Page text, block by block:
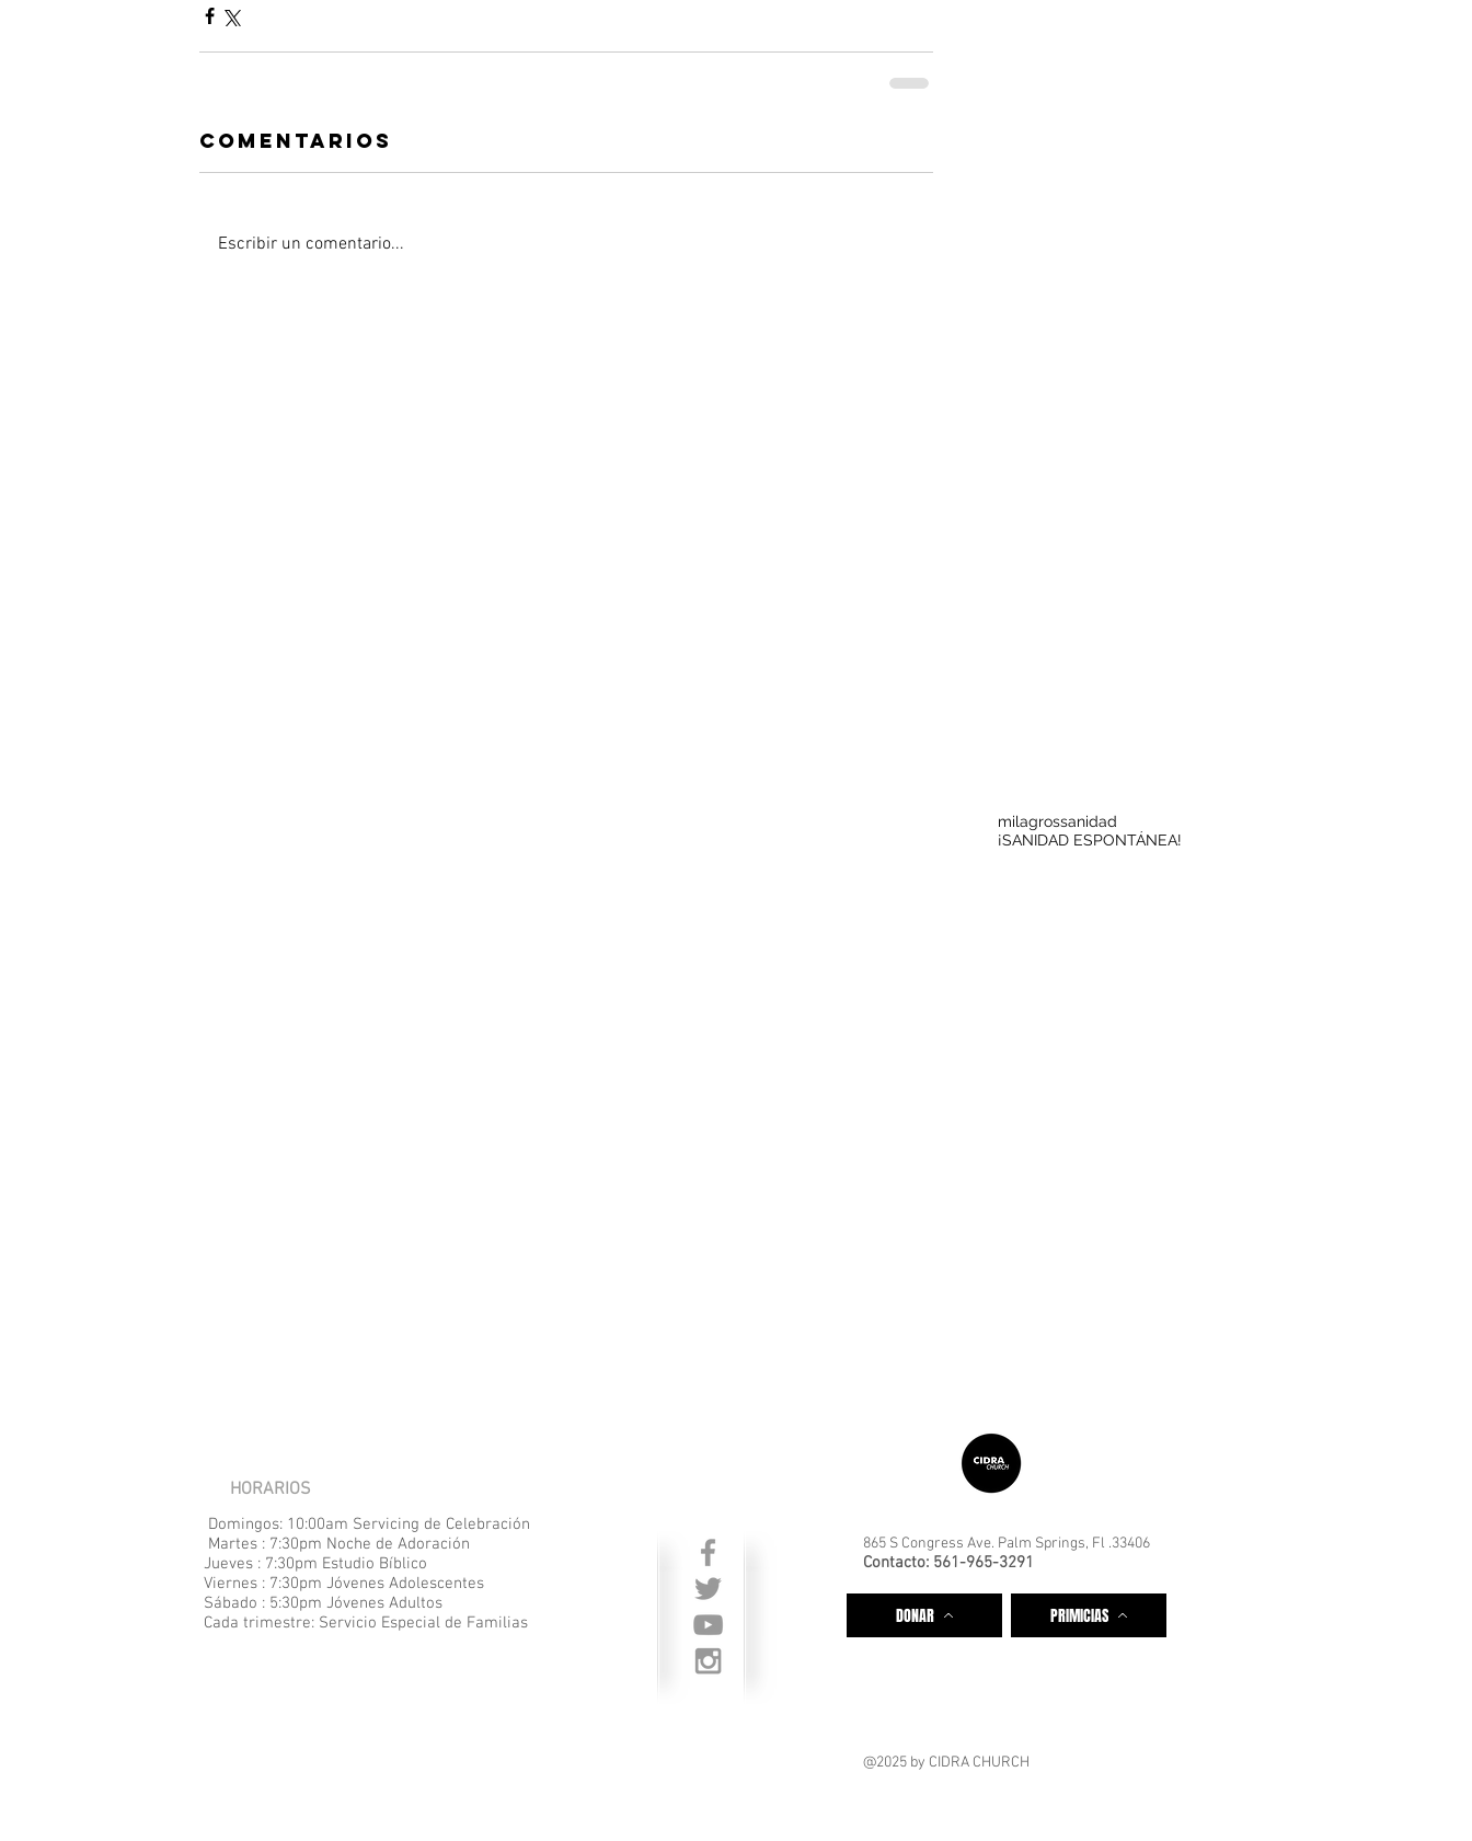
Comentarios
Escribir un comentario...
milagrossanidad
¡SANIDAD ESPONTÁNEA!
HORARIOS
Domingos: 10:00am Servicing de Celebración
Martes : 7:30pm Noche de Adoración
Jueves : 7:30pm Estudio Bíblico
Viernes : 7:30pm Jóvenes Adolescentes
Sábado : 5:30pm Jóvenes Adultos
Cada trimestre: Servicio Especial de Familias
865 S Congress Ave. Palm Springs, Fl .33406
Contacto: 561-965-3291
DONAR PRIMICIAS
@2025 by CIDRA CHURCH